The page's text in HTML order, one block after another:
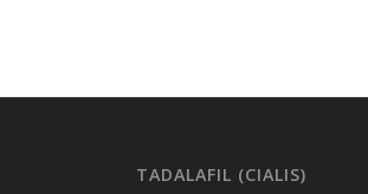
TADALAFIL (CIALIS)